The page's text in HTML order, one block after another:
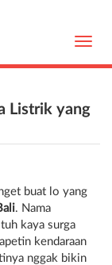
Listrik yang
buat lo yang
. Nama
kaya surga
kendaraan
nggak bikin